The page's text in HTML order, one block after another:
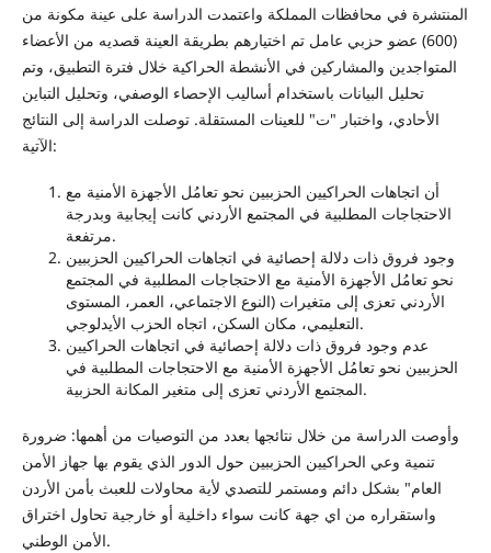
المنتشرة في محافظات المملكة واعتمدت الدراسة على عينة مكونة من
(600) عضو حزبي عامل تم اختيارهم بطريقة العينة قصديه من الأعضاء
المتواجدين والمشاركين في الأنشطة الحراكية خلال فترة التطبيق، وتم
تحليل البيانات باستخدام أساليب الإحصاء الوصفي، وتحليل التباين
الأحادي، واختبار "ت" للعينات المستقلة. توصلت الدراسة إلى النتائج
الآتية:
أن اتجاهات الحراكيين الحزببين نحو تعامُل الأجهزة الأمنية مع
الاحتجاجات المطلبية في المجتمع الأردني كانت إيجابية وبدرجة
مرتفعة.
وجود فروق ذات دلالة إحصائية في اتجاهات الحراكيين الحزببين
نحو تعامُل الأجهزة الأمنية مع الاحتجاجات المطلبية في المجتمع
الأردني تعزى إلى متغيرات (النوع الاجتماعي، العمر، المستوى
التعليمي، مكان السكن، اتجاه الحزب الأيدلوجي.
عدم وجود فروق ذات دلالة إحصائية في اتجاهات الحراكيين
الحزببين نحو تعامُل الأجهزة الأمنية مع الاحتجاجات المطلبية في
المجتمع الأردني تعزى إلى متغير المكانة الحزبية.
وأوصت الدراسة من خلال نتائجها بعدد من التوصيات من أهمها: ضرورة
تنمية وعي الحراكيين الحزببين حول الدور الذي يقوم بها جهاز الأمن
العام" بشكل دائم ومستمر للتصدي لأية محاولات للعبث بأمن الأردن
واستقراره من اي جهة كانت سواء داخلية أو خارجية تحاول اختراق
الأمن الوطني.